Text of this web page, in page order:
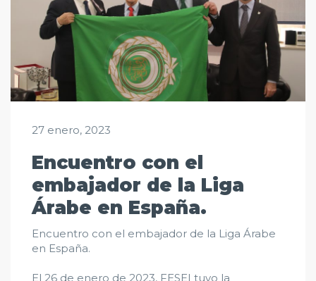
27 enero, 2023
Encuentro con el
embajador de la Liga
Árabe en España.
Encuentro con el embajador de la Liga Árabe
en España.
El 26 de enero de 2023, FESEI tuvo la